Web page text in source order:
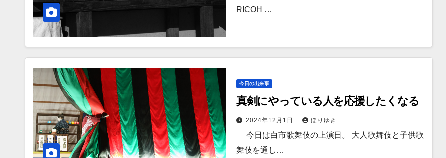
RICOH …
今日の出来事
真剣にやっている人を応援したくなる
2024年12月1日 ほりゆき
今日は白市歌舞伎の上演日。 大人歌舞伎と子供歌
舞伎を通し…